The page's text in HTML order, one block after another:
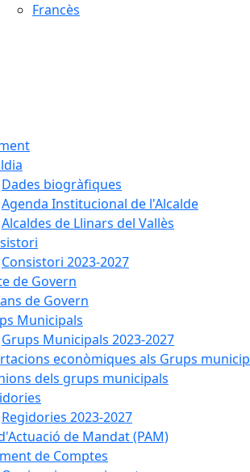
Francès
Dades biogràfiques
Agenda Institucional de l'Alcalde
Alcaldes de Llinars del Vallès
Consistori 2023-2027
de Govern
de Govern
Municipals
Grups Municipals 2023-2027
econòmiques als Grups
dels grups municipals
Regidories 2023-2027
de Mandat (PAM)
de Comptes